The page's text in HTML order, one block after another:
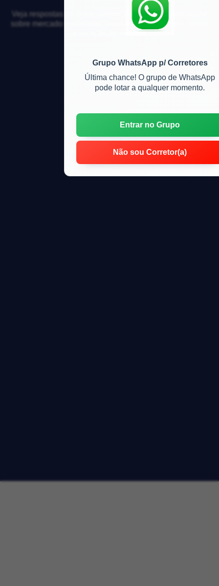
Grupo WhatsApp p/ Corretores
Última chance! O grupo de WhatsApp
pode lotar a qualquer momento.
Entrar no Grupo
Não sou Corretor(a)
Veja respostas de especialistas e participe da discussão
sobre mercado imobiliário, financiamento, compra, venda
e locação de imóveis